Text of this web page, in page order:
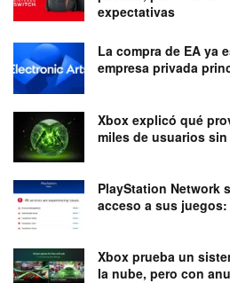
expectativas
La compra de EA ya
empresa privada
Xbox explicó qué
miles de usuarios
PlayStation Network
acceso a sus
Xbox prueba un
la nube, pero con